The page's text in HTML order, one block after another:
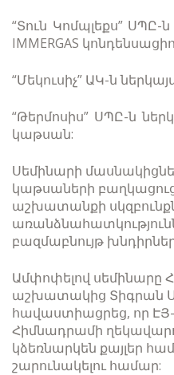
“Տուն Կոմպլեքս” ՍՊԸ-
IMMERGAS
“Մեկուսիչ” ԱԿ-ն
“Թերմոսիս” ՍՊԸ-ն
կաթսան:
Սեմինարի
կաթսաների
աշխատանքի
բազմաբնույթ
Ամփոփելով սեմինարը
աշխատակից Տիգրան
հավաստիացրեց, որ
Հիմնադրամի
կձեռնարկեն քայլեր
շարունակելու համար: